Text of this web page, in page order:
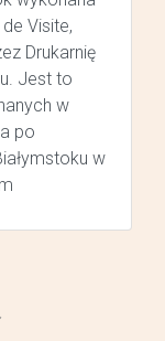
Visite,
Drukarnię
Jest to
w
po
w